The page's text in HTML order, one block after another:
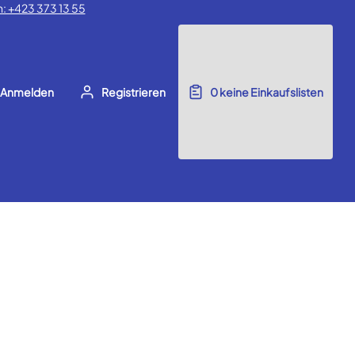
+423 373 13 55
Anmelden Registrieren 0keine Einkaufslisten